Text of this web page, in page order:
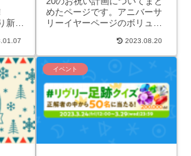
新年
のお
めたページです。アニバーサ
リーイヤーページのボリュー
ジにしました。20のお祝い計
画スタートアプリ内最新情
報...
2023.08.20
イベント